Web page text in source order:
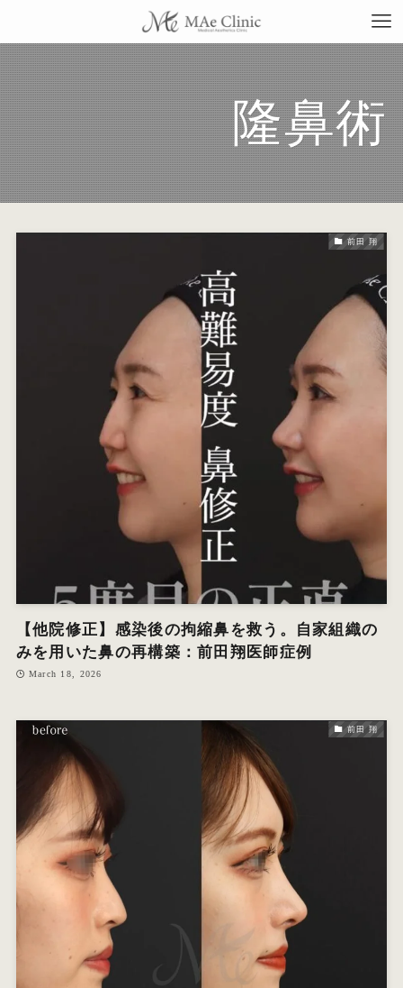
当
料
施
症
隆鼻術
前田 翔
【他院修正】感染後の拘縮鼻を救う。自家組織の
みを用いた鼻の再構築：前田翔医師症例
March 18, 2026
前田 翔